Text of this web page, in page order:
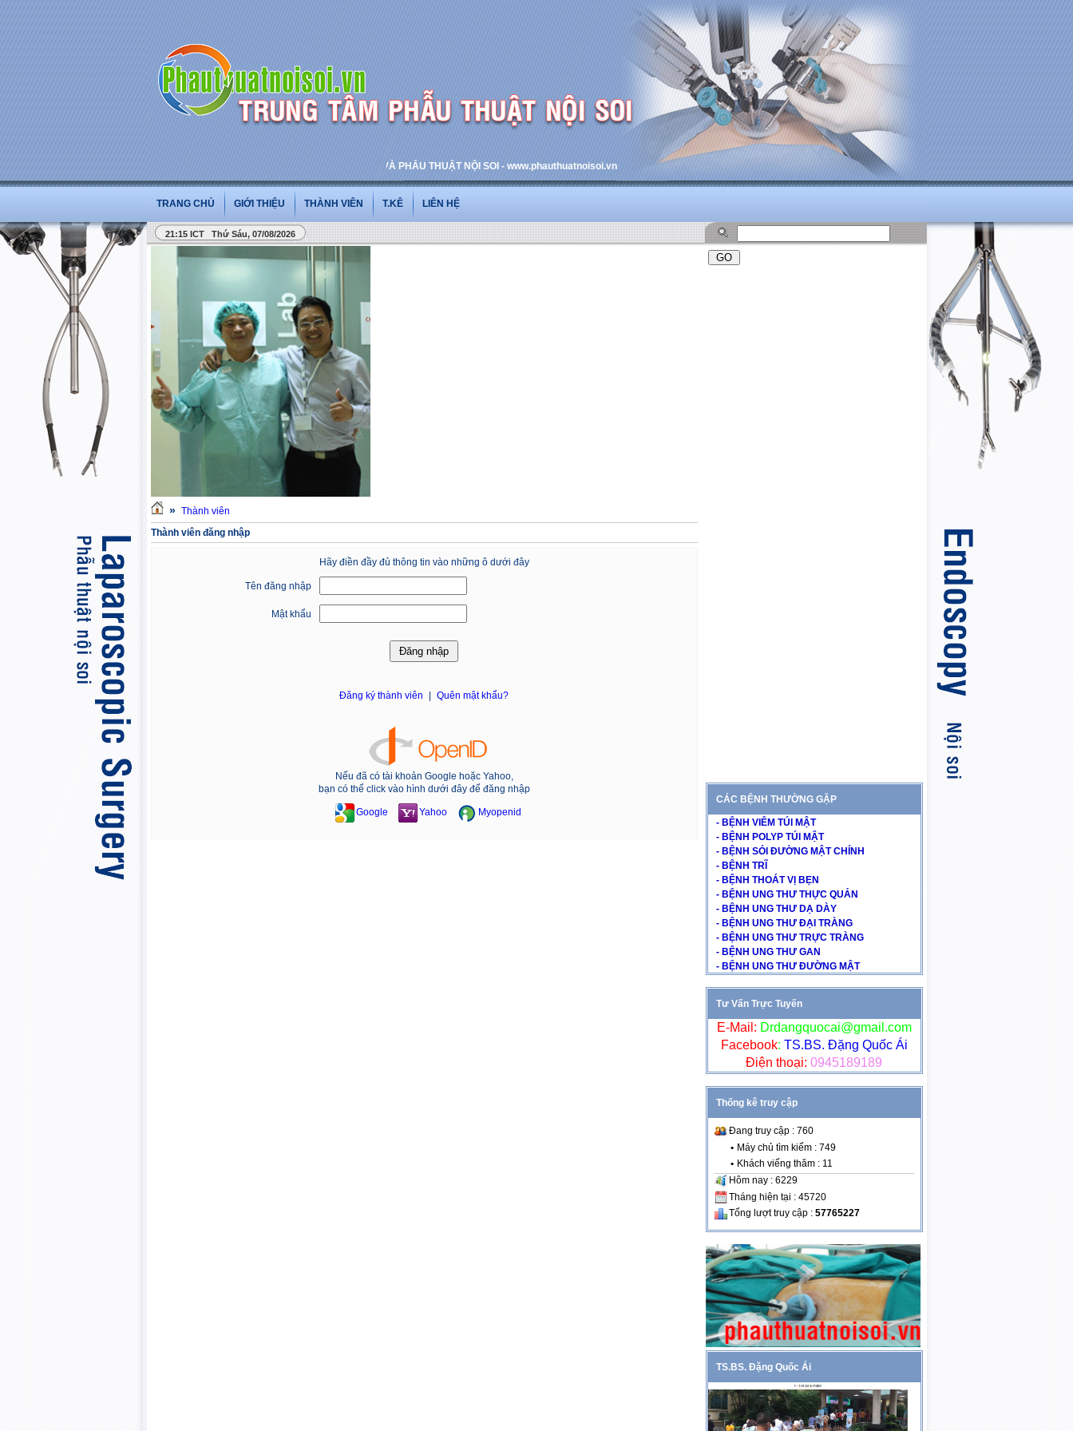
PHẪU THUẬT VÀ PHẪU THUẬT NỘI SOI - www.phauthuatnoisoi.vn
TRANG CHỦ GIỚI THIỆU THÀNH VIÊN T.KÊ LIÊN HỆ
21:15 ICT Thứ Sáu, 07/08/2026
» Thành viên
Thành viên đăng nhập
Hãy điền đầy đủ thông tin vào những ô dưới đây
Tên đăng nhập
Mật khẩu
Đăng ký thành viên Quên mật khẩu?
Nếu đã có tài khoản Google hoặc Yahoo,
bạn có thể click vào hình dưới đây để đăng nhập
Google Yahoo Myopenid
CÁC BỆNH THƯỜNG GẶP
- BỆNH VIÊM TÚI MẬT
- BỆNH POLYP TÚI MẬT
- BỆNH SỎI ĐƯỜNG MẬT CHÍNH
- BỆNH TRĨ
- BỆNH THOÁT VỊ BẸN
- BỆNH UNG THƯ THỰC QUẢN
- BỆNH UNG THƯ DẠ DÀY
- BỆNH UNG THƯ ĐẠI TRÀNG
- BỆNH UNG THƯ TRỰC TRÀNG
- BỆNH UNG THƯ GAN
- BỆNH UNG THƯ ĐƯỜNG MẬT
Tư Vấn Trực Tuyến
E-Mail: Drdangquocai@gmail.com
Facebook: TS.BS. Đặng Quốc Ái
Điện thoại: 0945189189
Thống kê truy cập
Đang truy cập : 760
• Máy chủ tìm kiếm : 749
• Khách viếng thăm : 11
Hôm nay : 6229
Tháng hiện tại : 45720
Tổng lượt truy cập : 57765227
TS.BS. Đặng Quốc Ái